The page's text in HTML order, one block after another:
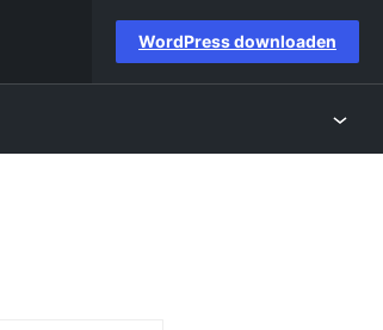
WordPress downloaden